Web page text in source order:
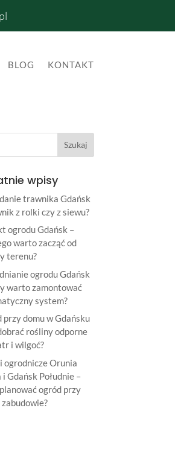
BLOG KONTAKT
wpisy
trawnika Gdańsk
z rolki czy z siewu?
ogrodu Gdańsk –
warto zacząć od
terenu?
ogrodu Gdańsk
warto zamontować
system?
przy domu w Gdańsku
rośliny odporne
i wilgoć?
ogrodnicze Orunia
i Gdańsk Południe –
ogród przy